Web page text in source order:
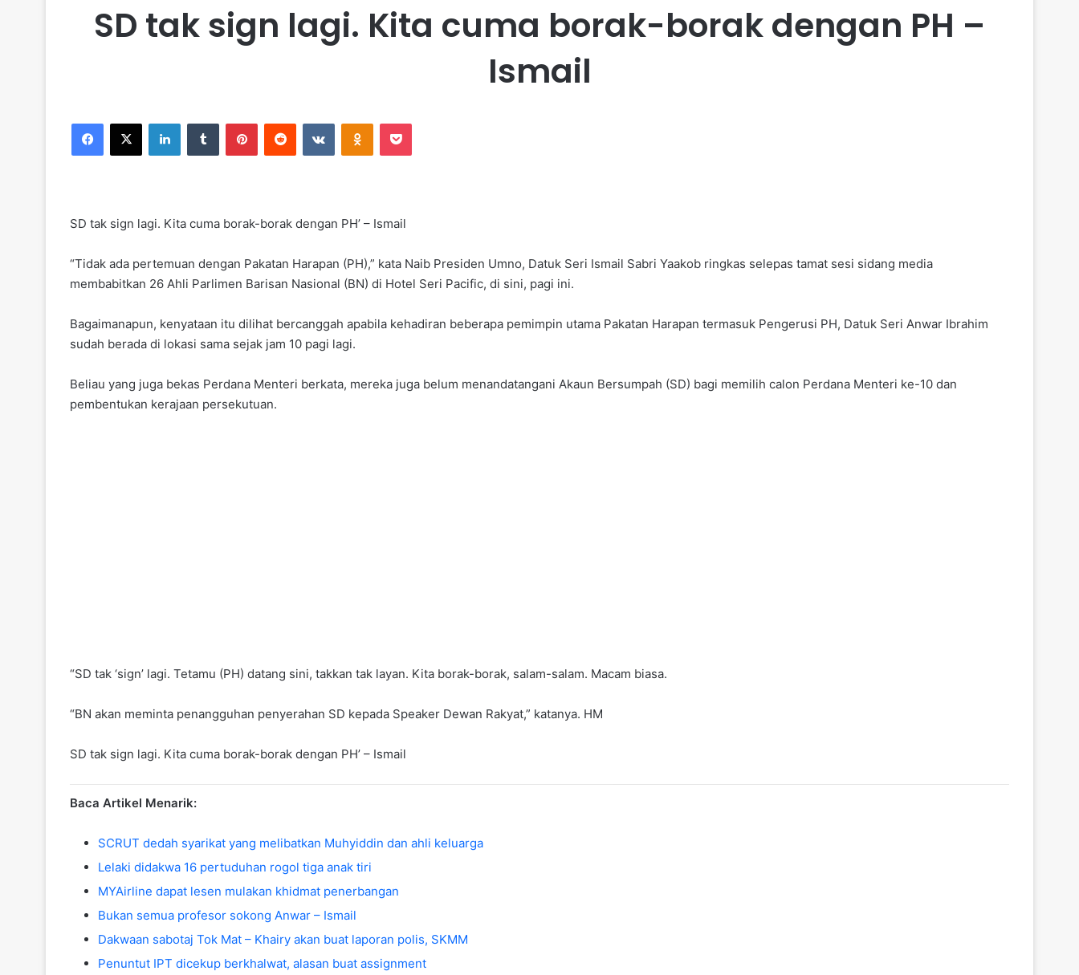
SD tak sign lagi. Kita cuma borak-borak dengan PH –
Ismail
SD tak sign lagi. Kita cuma borak-borak dengan PH’ – Ismail
“Tidak ada pertemuan dengan Pakatan Harapan (PH),” kata Naib Presiden Umno, Datuk Seri Ismail Sabri Yaakob ringkas selepas tamat sesi sidang media
membabitkan 26 Ahli Parlimen Barisan Nasional (BN) di Hotel Seri Pacific, di sini, pagi ini.
Bagaimanapun, kenyataan itu dilihat bercanggah apabila kehadiran beberapa pemimpin utama Pakatan Harapan termasuk Pengerusi PH, Datuk Seri Anwar Ibrahim
sudah berada di lokasi sama sejak jam 10 pagi lagi.
Beliau yang juga bekas Perdana Menteri berkata, mereka juga belum menandatangani Akaun Bersumpah (SD) bagi memilih calon Perdana Menteri ke-10 dan
pembentukan kerajaan persekutuan.
“SD tak ‘sign’ lagi. Tetamu (PH) datang sini, takkan tak layan. Kita borak-borak, salam-salam. Macam biasa.
“BN akan meminta penangguhan penyerahan SD kepada Speaker Dewan Rakyat,” katanya. HM
SD tak sign lagi. Kita cuma borak-borak dengan PH’ – Ismail
Baca Artikel Menarik:
SCRUT dedah syarikat yang melibatkan Muhyiddin dan ahli keluarga
Lelaki didakwa 16 pertuduhan rogol tiga anak tiri
MYAirline dapat lesen mulakan khidmat penerbangan
Bukan semua profesor sokong Anwar – Ismail
Dakwaan sabotaj Tok Mat – Khairy akan buat laporan polis, SKMM
Penuntut IPT dicekup berkhalwat, alasan buat assignment